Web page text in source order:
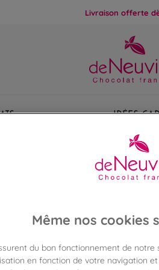
Livraison offerte
Idées
IDENTIFICATION /
NOUVEAU CLIENT
votre compte avec votre adresse
Même nos cookies
du bon fonctionnement de
en fonction de votre navigation